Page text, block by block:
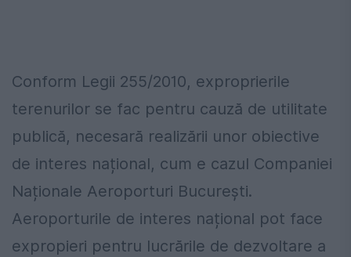
Conform Legii 255/2010, exproprierile
terenurilor se fac pentru cauză de utilitate
publică, necesară realizării unor obiective
de interes național, cum e cazul Companiei
Naționale Aeroporturi București.
Aeroporturile de interes național pot face
expropieri pentru lucrările de dezvoltare a